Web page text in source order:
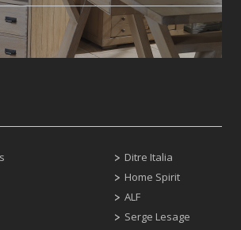
Ditre Italia
Home Spirit
ALF
Serge Lesage